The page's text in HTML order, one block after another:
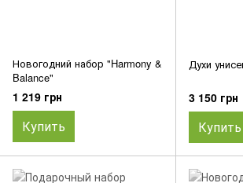
Новогодний набор "Harmony &
Balance"
1 219 грн
Купить
Духи
3 150 грн
Купить